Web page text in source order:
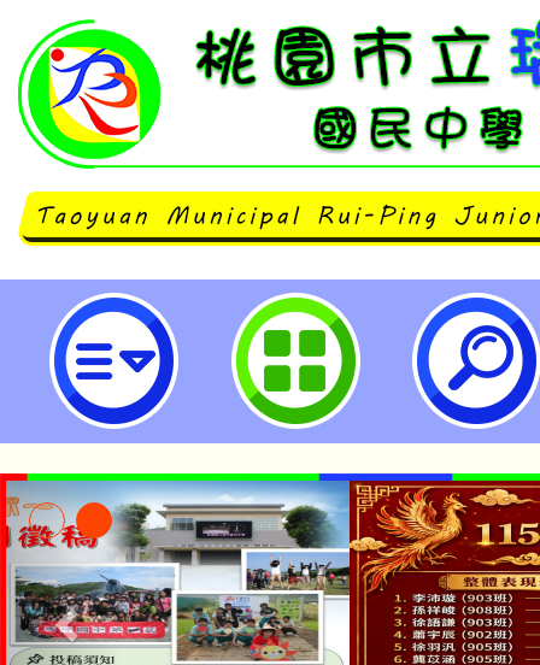
112學年度高中職免試入學錄取結
早上11：00才可查詢)-桃園市立瑞